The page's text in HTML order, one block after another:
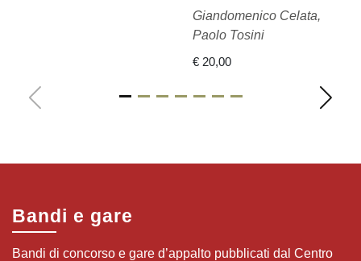
Giandomenico Celata,
Paolo Tosini
€ 20,00
Bandi e gare
Bandi di concorso e gare d’appalto pubblicati dal Centro